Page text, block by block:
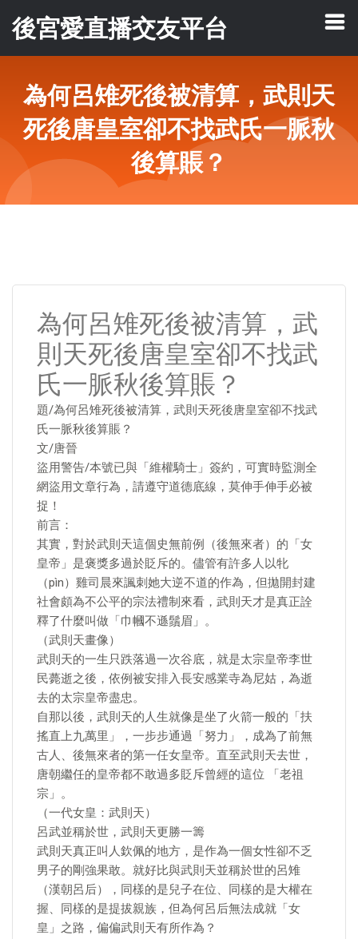
後宮愛直播交友平台
為何呂雉死後被清算，武則天
死後唐皇室卻不找武氏一脈秋
後算賬？
為何呂雉死後被清算，武
則天死後唐皇室卻不找武
氏一脈秋後算賬？
題/為何呂雉死後被清算，武則天死後唐皇室卻不找武
氏一脈秋後算賬？
文/唐晉
盜用警告/本號已與「維權騎士」簽約，可實時監測全
網盜用文章行為，請遵守道德底線，莫伸手伸手必被
捉！
前言：
其實，對於武則天這個史無前例（後無來者）的「女
皇帝」是褒獎多過於貶斥的。儘管有許多人以牝
（pìn）雞司晨來諷刺她大逆不道的作為，但拋開封建
社會頗為不公平的宗法禮制來看，武則天才是真正詮
釋了什麼叫做「巾幗不遜鬚眉」。
（武則天畫像）
武則天的一生只跌落過一次谷底，就是太宗皇帝李世
民薨逝之後，依例被安排入長安感業寺為尼姑，為逝
去的太宗皇帝盡忠。
自那以後，武則天的人生就像是坐了火箭一般的「扶
搖直上九萬里」，一步步通過「努力」，成為了前無
古人、後無來者的第一任女皇帝。直至武則天去世，
唐朝繼任的皇帝都不敢過多貶斥曾經的這位 「老祖
宗」。
（一代女皇：武則天）
呂武並稱於世，武則天更勝一籌
武則天真正叫人欽佩的地方，是作為一個女性卻不乏
男子的剛強果敢。就好比與武則天並稱於世的呂雉
（漢朝呂后），同樣的是兒子在位、同樣的是大權在
握、同樣的是提拔親族，但為何呂后無法成就「女
皇」之路，偏偏武則天有所作為？